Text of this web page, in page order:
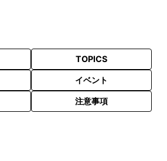
TOPICS
イベント
注意事項